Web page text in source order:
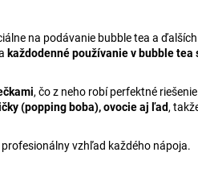
na podávanie bubble tea a
každodenné používanie v bubble tea
, čo z neho robí perfektné
(popping boba), ovocie aj ľad,
vzhľad každého nápoja.